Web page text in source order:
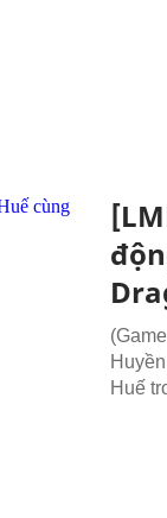
Huế